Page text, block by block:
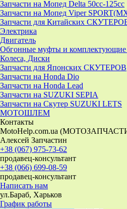
Запчасти на Мопед Delta 50cc-125cc
Запчасти на Мопед Viper
Запчасти для Китайских
Электрика
Двигатель
Обгонные муфты и
Колеса, Диски
Запчасти для Японских СКУТЕРОВ
Запчасти на Honda Dio
Запчасти на Honda Lead
Запчасти на SUZUKI SEPIA
Запчасти на Скутер SUZUKI LETS
МОТОШЛЕМ
Контакты
MotoHelp.com.ua
Алексей Запчастин
+38 (067) 975-73-62
продавец-консультант
+38 (066) 699-08-59
продавец-консультант
Написать нам
ул.Бараб, Харьков
График работы